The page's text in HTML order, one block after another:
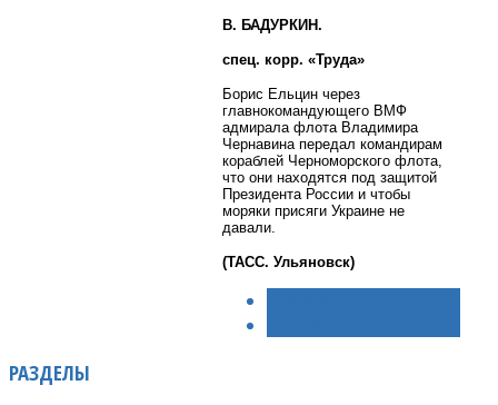
В. БАДУРКИН.
спец. корр. «Труда»
Борис Ельцин через
главнокомандующего ВМФ
адмирала флота Владимира
Чернавина передал командирам
кораблей Черноморского флота,
что они находятся под защитой
Президента России и чтобы
моряки присяги Украине не
давали.
(ТАСС. Ульяновск)
РАЗДЕЛЫ